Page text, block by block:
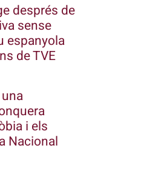
després de
sense
espanyola
de TVE
i els
Nacional